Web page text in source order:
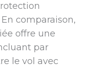
comparaison,
offre une
par
le vol avec